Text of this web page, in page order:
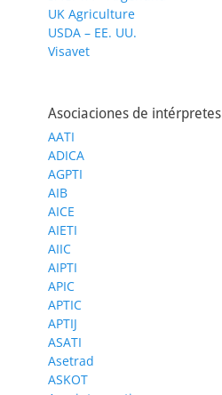
UK Agriculture
USDA – EE. UU.
Visavet
Asociaciones de intérpretes
AATI
ADICA
AGPTI
AIB
AICE
AIETI
AIIC
AIPTI
APIC
APTIC
APTIJ
ASATI
Asetrad
ASKOT